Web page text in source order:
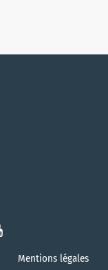
Mentions légales